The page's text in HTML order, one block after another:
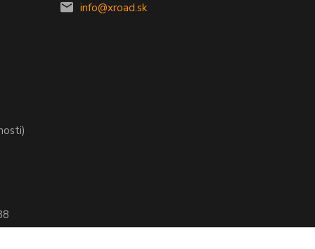
info@xroad.sk